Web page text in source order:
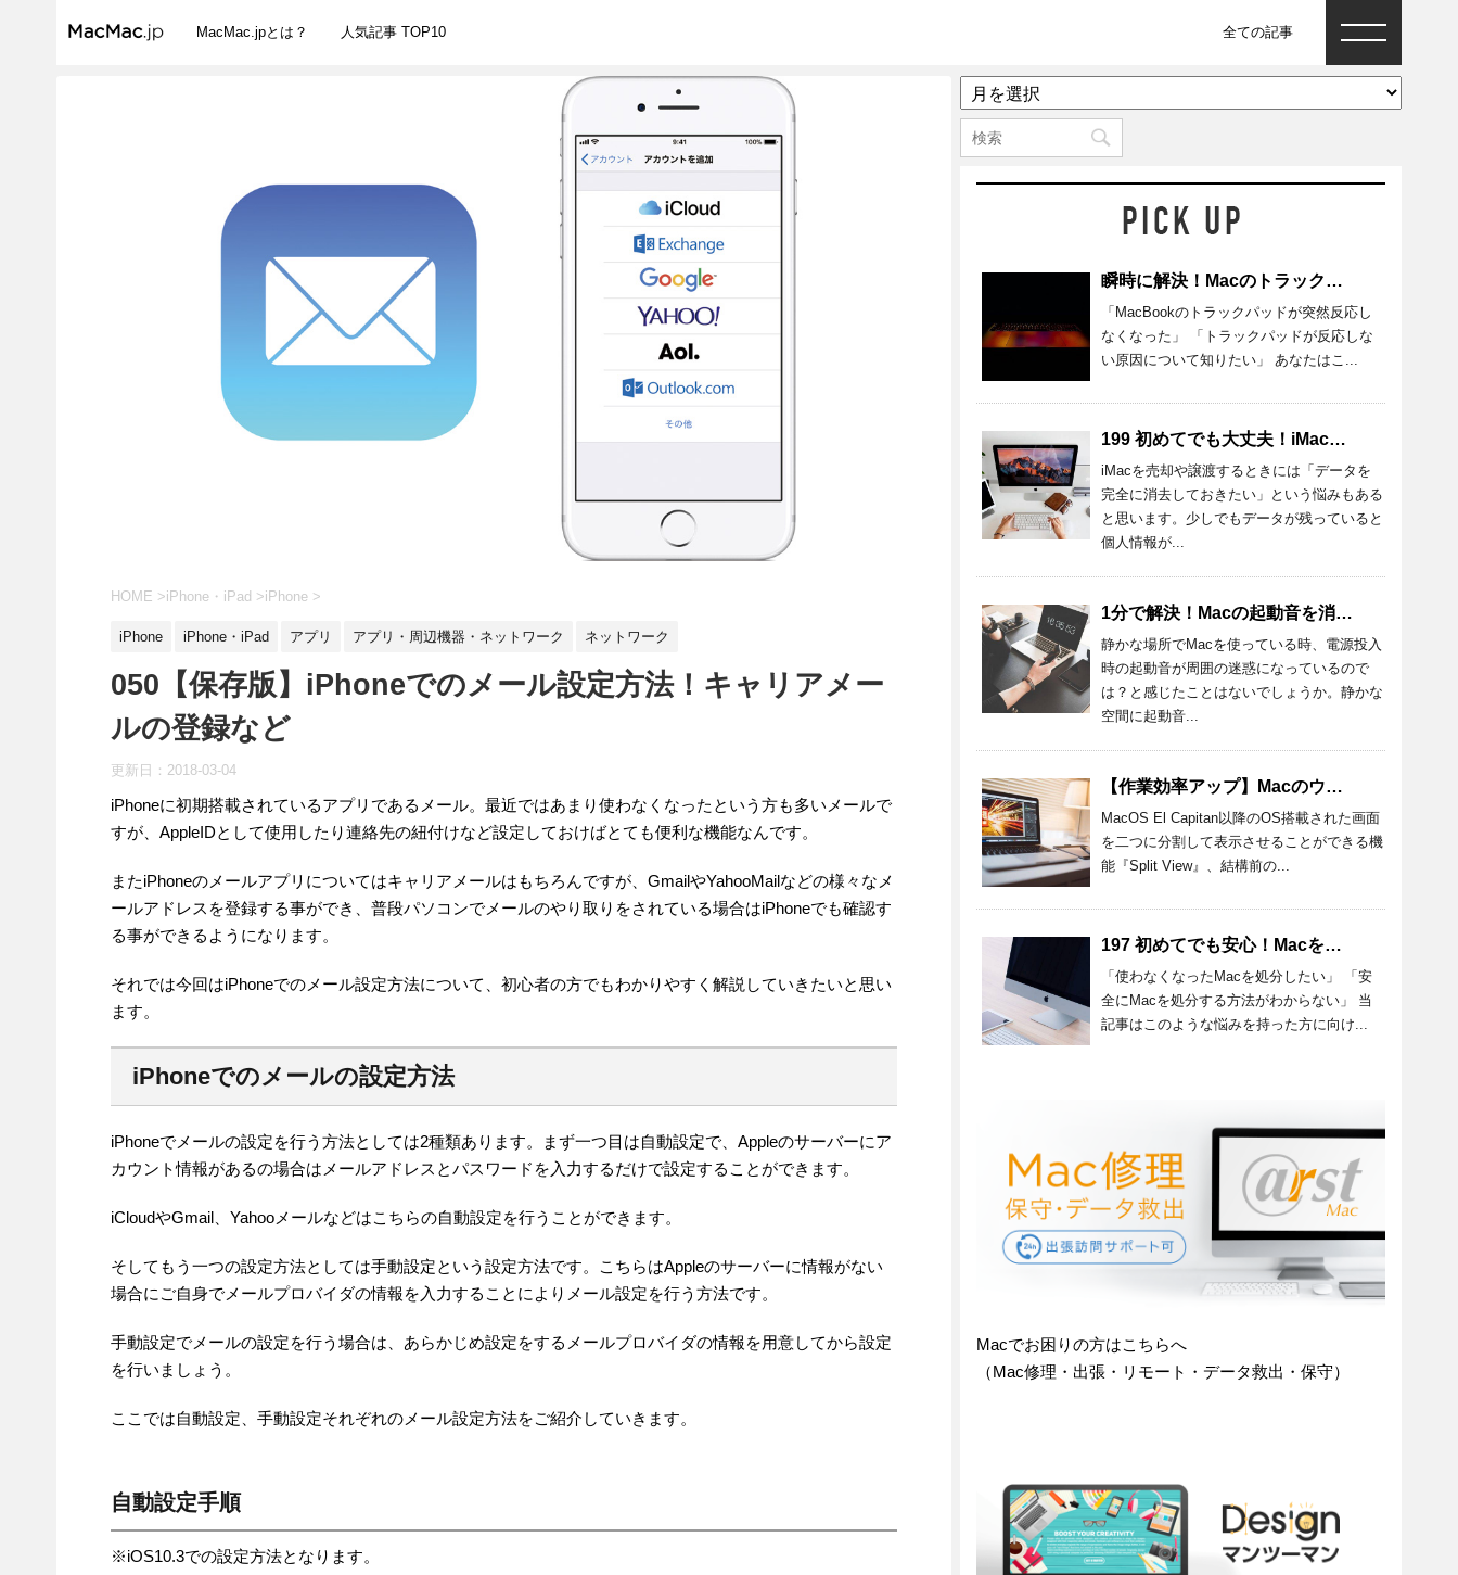
MacMac.jpとは？ 人気記事 TOP10 全ての記事
HOME >iPhone・iPad >iPhone >
iPhone iPhone・iPad アプリ アプリ・周辺機器・ネットワーク ネットワーク
050【保存版】iPhoneでのメール設定方法！キャリアメー
ルの登録など
更新日： 2018-03-04
iPhoneに初期搭載されているアプリであるメール。最近ではあまり使わなくなったという方も多いメールで
すが、AppleIDとして使用したり連絡先の紐付けなど設定しておけばとても便利な機能なんです。
またiPhoneのメールアプリについてはキャリアメールはもちろんですが、GmailやYahooMailなどの様々なメ
ールアドレスを登録する事ができ、普段パソコンでメールのやり取りをされている場合はiPhoneでも確認す
る事ができるようになります。
それでは今回はiPhoneでのメール設定方法について、初心者の方でもわかりやすく解説していきたいと思い
ます。
iPhoneでのメールの設定方法
iPhoneでメールの設定を行う方法としては2種類あります。まず一つ目は自動設定で、Appleのサーバーにア
カウント情報があるの場合はメールアドレスとパスワードを入力するだけで設定することができます。
iCloudやGmail、Yahooメールなどはこちらの自動設定を行うことができます。
そしてもう一つの設定方法としては手動設定という設定方法です。こちらはAppleのサーバーに情報がない
場合にご自身でメールプロバイダの情報を入力することによりメール設定を行う方法です。
手動設定でメールの設定を行う場合は、あらかじめ設定をするメールプロバイダの情報を用意してから設定
を行いましょう。
ここでは自動設定、手動設定それぞれのメール設定方法をご紹介していきます。
自動設定手順
※iOS10.3での設定方法となります。
ア
ー
カ
イ
瞬時に解決！Macのトラックパッドが反応しないときの原因と対処法
「MacBookのトラックパッドが突然反応し
なくなった」 「トラックパッドが反応しな
い原因について知りたい」 あなたはこ...
199 初めてでも大丈夫！iMacのデータを完全消去する準備・方法を紹介
iMacを売却や譲渡するときには「データを
完全に消去しておきたい」という悩みもある
と思います。少しでもデータが残っていると
個人情報が...
1分で解決！Macの起動音を消す設定方法とおすすめアプリを紹介！
静かな場所でMacを使っている時、電源投入
時の起動音が周囲の迷惑になっているので
は？と感じたことはないでしょうか。静かな
空間に起動音...
【作業効率アップ】Macのウィンドウを半分にする方法を詳しく解説
MacOS El Capitan以降のOS搭載された画面
を二つに分割して表示させることができる機
能『Split View』、結構前の...
197 初めてでも安心！Macを処分するときの準備と方法を詳しく解説！
「使わなくなったMacを処分したい」 「安
全にMacを処分する方法がわからない」 当
記事はこのような悩みを持った方に向け...
Macでお困りの方はこちらへ
（Mac修理・出張・リモート・データ救出・保守）